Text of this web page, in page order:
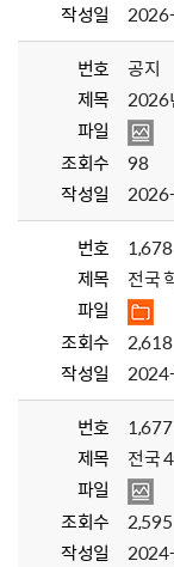
작성일
번호
공지
제목
2026
파일
조회수
98
작성일
번호
1,678
제목
전국
파일
조회수
2,618
작성일
번호
1,677
제목
전국
파일
조회수
2,595
작성일